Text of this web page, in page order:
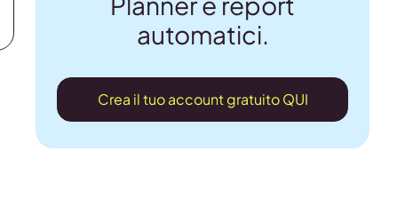
automatici.
Crea il tuo account gratuito QUI